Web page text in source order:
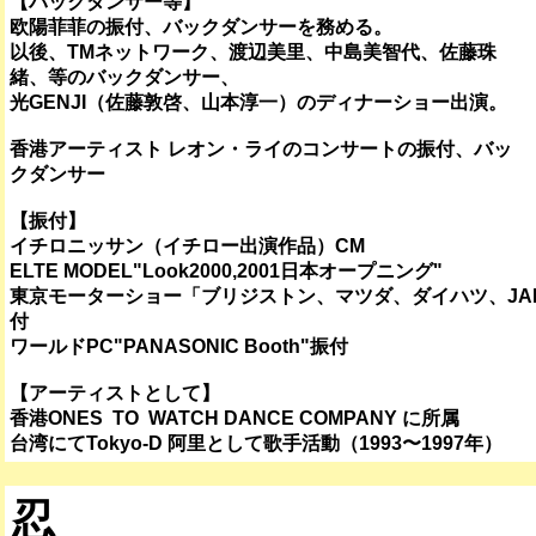
欧陽菲菲の振付、バックダンサーを務める。
以後、TMネットワーク、渡辺美里、中島美智代、佐藤珠
緒、等のバックダンサー、
光GENJI（佐藤敦啓、山本淳一）のディナーショー出演。
香港アーティスト レオン・ライのコンサートの振付、バッ
クダンサー
【振付】
イチロニッサン（イチロー出演作品）CM
ELTE MODEL"Look2000,2001日本オープニング"
東京モーターショー「ブリジストン、マツダ、ダイハツ、
付
ワールドPC"PANASONIC Booth"振付
【アーティストとして】
香港ONES TO WATCH DANCE COMPANY に所属
台湾にてTokyo-D 阿里として歌手活動（1993〜1997年）
忍